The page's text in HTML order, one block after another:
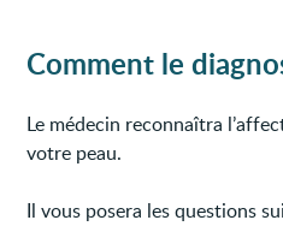
Comment le
Le médecin reconnaîtra
votre peau.
Il vous posera les questions